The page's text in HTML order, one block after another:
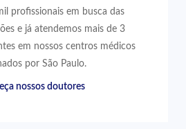
profissionais em busca das
e já atendemos mais de 3
em nossos centros médicos
por São Paulo.
nossos doutores